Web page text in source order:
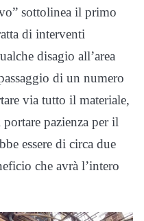
sottolinea il primo
di interventi
disagio all’area
di un numero
via tutto il materiale,
pazienza per il
essere di circa due
che avrà l’intero